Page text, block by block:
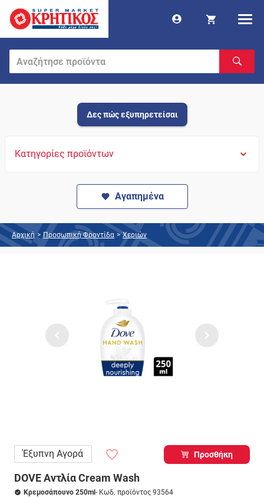
Δες πώς εξυπηρετείσαι
Κατηγορίες προϊόντων
Αγαπημένα
Αρχική > Προσωπική Φροντίδα > Χεριών
Έξυπνη Αγορά Προσθήκη
DOVE Αντλία Cream Wash
Κρεμοσάπουνο 250ml - Κωδ. προϊόντος 93564